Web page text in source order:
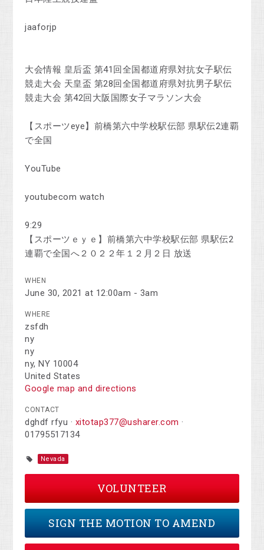
jaaforjp
大会情報 皇后盃 第41回全国都道府県対抗女子駅伝
競走大会 天皇盃 第28回全国都道府県対抗男子駅伝
競走大会 第42回大阪国際女子マラソン大会
【スポーツeye】前橋第六中学校駅伝部 県駅伝2連覇
で全国
YouTube
youtubecom watch
9:29
【スポーツｅｙｅ】前橋第六中学校駅伝部 県駅伝2
連覇で全国へ２０２２年１２月２日 放送
WHEN
June 30, 2021 at 12:00am - 3am
WHERE
zsfdh
ny
ny
ny, NY 10004
United States
Google map and directions
CONTACT
dghdf rfyu · xitotap377@usharer.com ·
01795517134
Nevada
VOLUNTEER
SIGN THE MOTION TO AMEND